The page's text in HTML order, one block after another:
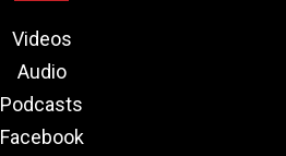
Videos
Audio
Podcasts
Facebook